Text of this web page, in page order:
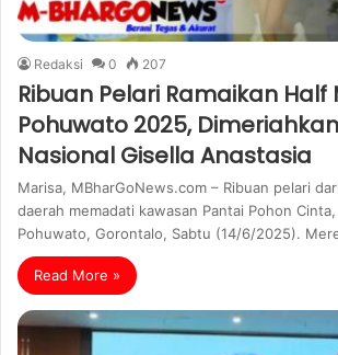
Redaksi 0 207
Ribuan Pelari Ramaikan
Pohuwato 2025,
Nasional Gisella Anastasia
Marisa, MBharGoNews.com – Ribuan pelari
daerah memadati kawasan Pantai Pohon
Pohuwato, Gorontalo, Sabtu (14/6/2025).
Read More »